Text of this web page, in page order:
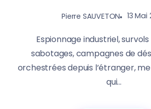
Pierre SAUVETON 13 Mai
Espionnage industriel,
sabotages, campagnes de
orchestrées depuis l’étranger,
qui...